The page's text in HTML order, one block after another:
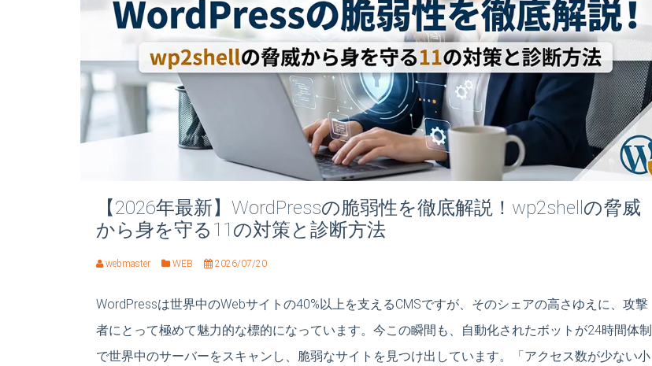
【2026年最新】WordPressの脆弱性を徹底解説！wp2shellの脅威
から身を守る11の対策と診断方法
webmaster WEB 2026/07/20
WordPressは世界中のWebサイトの40%以上を支えるCMSですが、そのシェアの高さゆえに、攻撃
者にとって極めて魅力的な標的になっています。今この瞬間も、自動化されたボットが24時間体制
で世界中のサーバーをスキャンし、脆弱なサイトを見つけ出しています。「アクセス数が少ない小